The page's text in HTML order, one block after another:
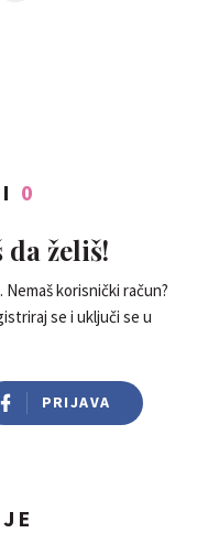
0
želiš!
korisnički račun?
se i uključi se u
PRIJAVA